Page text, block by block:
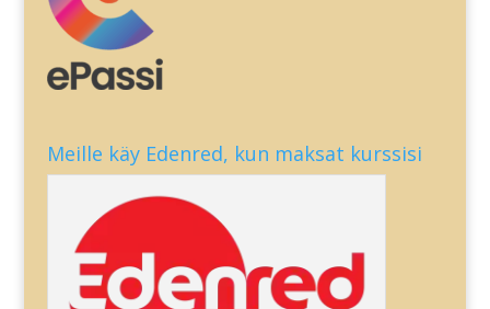
Meille käy Edenred, kun maksat kurssisi